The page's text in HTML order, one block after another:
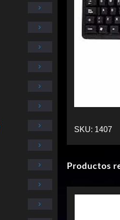
SKU: 1407
Productos